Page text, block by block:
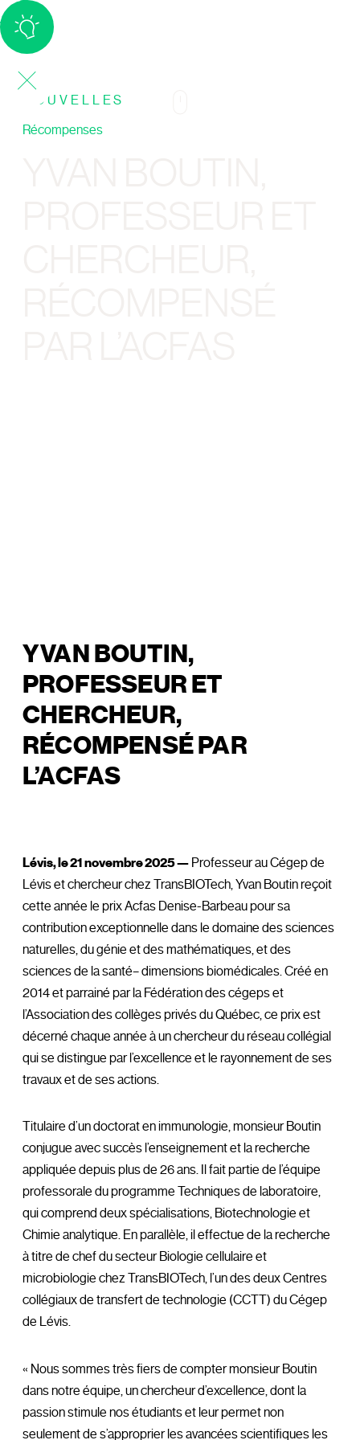
NOUVELLES
Récompenses
YVAN BOUTIN,
PROFESSEUR ET
CHERCHEUR,
RÉCOMPENSÉ PAR
L’ACFAS
Lévis, le 21 novembre 2025 — Professeur au Cégep de
Lévis et chercheur chez TransBIOTech, Yvan Boutin reçoit
cette année le prix Acfas Denise-Barbeau pour sa
contribution exceptionnelle dans le domaine des sciences
naturelles, du génie et des mathématiques, et des
sciences de la santé– dimensions biomédicales. Créé en
2014 et parrainé par la Fédération des cégeps et
l’Association des collèges privés du Québec, ce prix est
décerné chaque année à un chercheur du réseau collégial
qui se distingue par l’excellence et le rayonnement de ses
travaux et de ses actions.
Titulaire d’un doctorat en immunologie, monsieur Boutin
conjugue avec succès l’enseignement et la recherche
appliquée depuis plus de 26 ans. Il fait partie de l’équipe
professorale du programme Techniques de laboratoire,
qui comprend deux spécialisations, Biotechnologie et
Chimie analytique. En parallèle, il effectue de la recherche
à titre de chef du secteur Biologie cellulaire et
microbiologie chez TransBIOTech, l’un des deux Centres
collégiaux de transfert de technologie (CCTT) du Cégep
de Lévis.
« Nous sommes très fiers de compter monsieur Boutin
dans notre équipe, un chercheur d’excellence, dont la
passion stimule nos étudiants et leur permet non
seulement de s’approprier les avancées scientifiques les